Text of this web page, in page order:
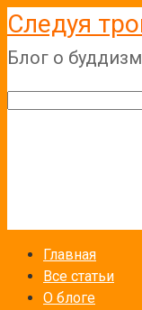
Перейти
к
контенту
Следуя
Блог о
Главная
Все статьи
О блоге